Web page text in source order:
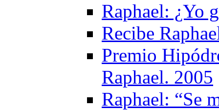
Raphael: ¿Yo
Recibe
Premio
Raphael. 2005
Raphael: “Se